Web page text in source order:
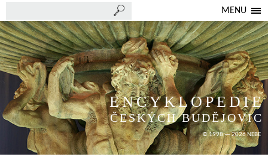
MENU
ENCYKLOPEDIE
ČESKÝCH BUDĚJOVIC
© 1998 — 2026 NEBE